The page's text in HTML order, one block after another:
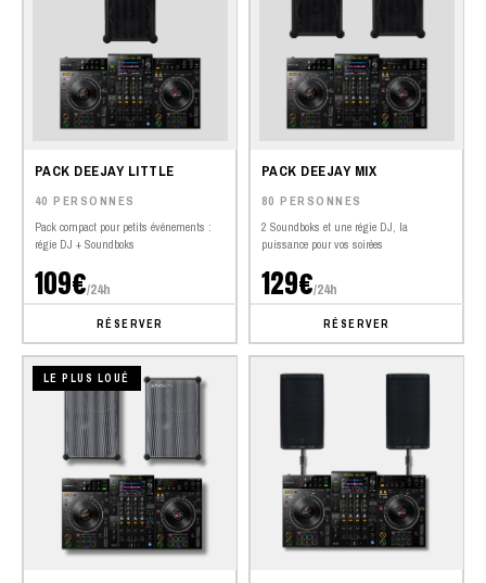
PACK DEEJAY LITTLE
40 PERSONNES
Pack compact pour petits événements :
régie DJ + Soundboks
109€/24h
RÉSERVER
PACK DEEJAY MIX
80 PERSONNES
2 Soundboks et une régie DJ, la
puissance pour vos soirées
129€/24h
RÉSERVER
LE PLUS LOUÉ